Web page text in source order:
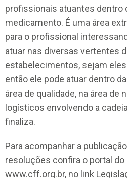
profissionais atuantes dentro
medicamento. É uma área
para o profissional
atuar nas diversas vertentes
estabelecimentos, sejam
então ele pode atuar dentro
área de qualidade, na área
logísticos envolvendo a
finaliza.
Para acompanhar a
resoluções confira o portal
www.cff.org.br, no link